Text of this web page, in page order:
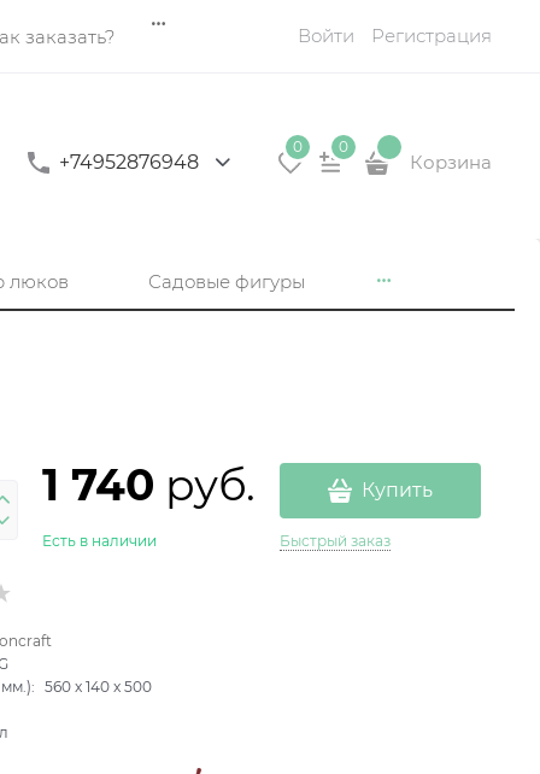
заказать? Войти Регистрация
+74952876948
0 0
Корзина
люков Садовые фигуры
1 740 руб.
Есть в наличии
Купить
Быстрый заказ
560 x140 x500